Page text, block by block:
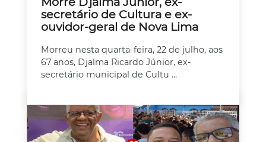
secretário de Cultura e ex-
ouvidor-geral de Nova Lima
Morreu nesta quarta-feira, 22 de julho, aos
67 anos, Djalma Ricardo Júnior, ex-
secretário municipal de Cultu ...